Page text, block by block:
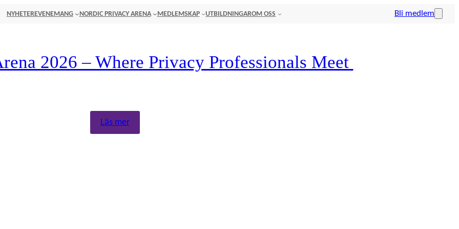
NYHETEREVENEMANG NORDIC PRIVACY ARENA MEDLEMSKAP UTBILDNINGAROM OSS Bli medlem
2026 – Where Privacy Professionals Meet
Läs mer